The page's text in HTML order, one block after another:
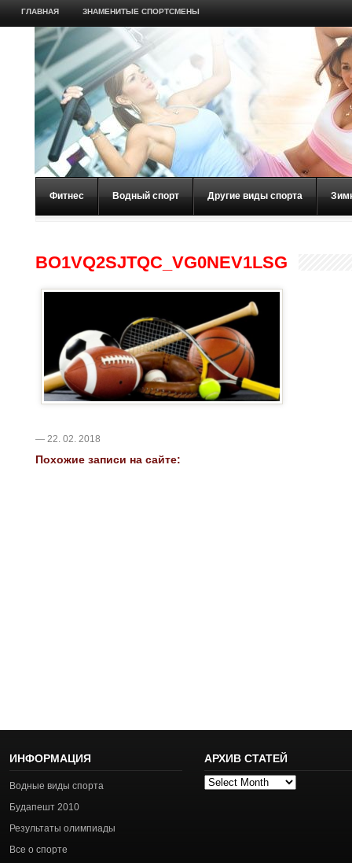
ГЛАВНАЯ ЗНАМЕНИТЫЕ СПОРТСМЕНЫ
Фитнес Водный спорт Другие виды спорта
BO1VQ2SJTQC_VG0NEV1LSG
— 22. 02. 2018
Похожие записи на сайте:
ИНФОРМАЦИЯ
Водные виды спорта
Будапешт 2010
Результаты олимпиады
Все о спорте
АРХИВ СТАТЕЙ
Архив